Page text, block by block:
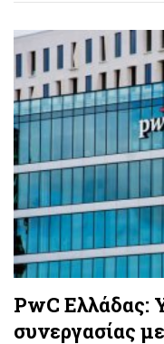
PwC Ελλάδας:
συνεργασίας